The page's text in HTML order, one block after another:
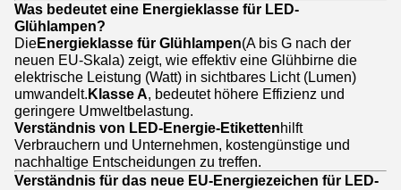
Was bedeutet eine Energieklasse für LED-
Glühlampen?
DieEnergieklasse für Glühlampen(A bis G nach der
neuen EU-Skala) zeigt, wie effektiv eine Glühbirne die
elektrische Leistung (Watt) in sichtbares Licht (Lumen)
umwandelt. Klasse A, bedeutet höhere Effizienz und
geringere Umweltbelastung.
Verständnis von LED-Energie-Etikettenhilft
Verbrauchern und Unternehmen, kostengünstige und
nachhaltige Entscheidungen zu treffen.
Verständnis für das neue EU-Energiezeichen für LED-